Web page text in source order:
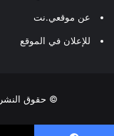
عن موقعي.نت
للإعلان في الموقع
© حقوق النشر 2026، جميع الحقوق